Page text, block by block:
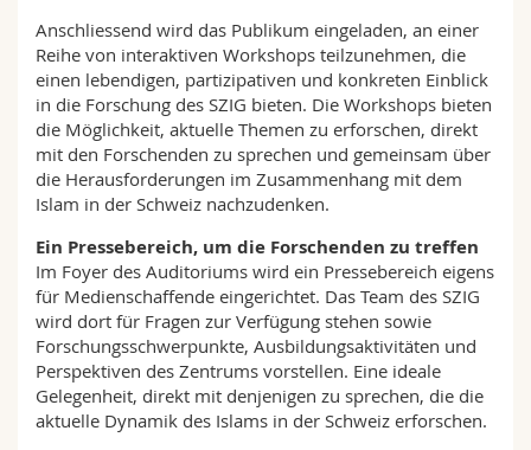
Anschliessend wird das Publikum eingeladen, an einer
Reihe von interaktiven Workshops teilzunehmen, die
einen lebendigen, partizipativen und konkreten Einblick
in die Forschung des SZIG bieten. Die Workshops bieten
die Möglichkeit, aktuelle Themen zu erforschen, direkt
mit den Forschenden zu sprechen und gemeinsam über
die Herausforderungen im Zusammenhang mit dem
Islam in der Schweiz nachzudenken.
Ein Pressebereich, um die Forschenden zu treffen
Im Foyer des Auditoriums wird ein Pressebereich eigens
für Medienschaffende eingerichtet. Das Team des SZIG
wird dort für Fragen zur Verfügung stehen sowie
Forschungsschwerpunkte, Ausbildungsaktivitäten und
Perspektiven des Zentrums vorstellen. Eine ideale
Gelegenheit, direkt mit denjenigen zu sprechen, die die
aktuelle Dynamik des Islams in der Schweiz erforschen.